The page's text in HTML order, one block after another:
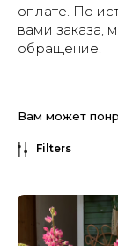
оплате. По
вами заказа,
обращение.
Вам может
Filters